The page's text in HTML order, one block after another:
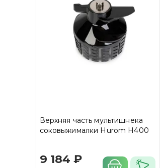
Верхняя часть мультишнека
соковыжималки Hurom H400
9 184 ₽